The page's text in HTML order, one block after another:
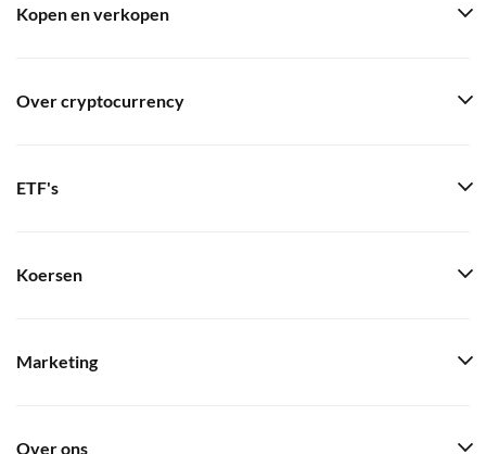
Kopen en verkopen
Over cryptocurrency
ETF's
Koersen
Marketing
Over ons